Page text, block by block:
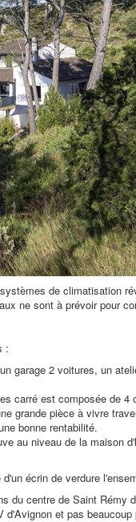
de climatisation
ne sont à prévoir pour
:
garage 2 voitures, un
carré est composée de 4
grande pièce à vivre
bonne rentabilité.
au niveau de la maison
écrin de verdure
du centre de Saint Rémy
et pas